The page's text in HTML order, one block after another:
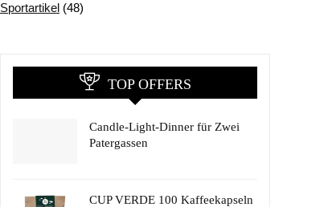
Sportartikel (48)
TOP OFFERS
Candle-Light-Dinner für Zwei
Patergassen
CUP VERDE 100 Kaffeekapseln